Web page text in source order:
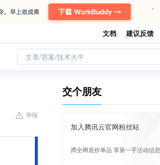
文档 建议反馈
文章/答案/技术大牛
举报
交个朋友
加入腾讯云官网粉丝站
蹲全网底价单品 享第一手活动信息